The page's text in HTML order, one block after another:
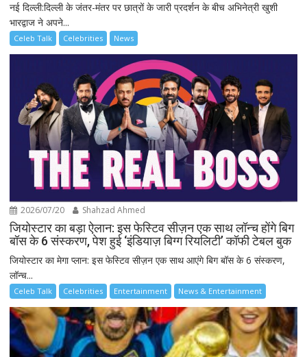
नई दिल्ली:दिल्ली के जंतर-मंतर पर छात्रों के जारी प्रदर्शन के बीच अभिनेत्री खुशी
भारद्वाज ने अपने...
Celeb Talk Celebrities News
2026/07/20 Shahzad Ahmed
जियोस्टार का बड़ा ऐलान: इस फेस्टिव सीज़न एक साथ लॉन्च होंगे बिग
बॉस के 6 संस्करण, पेश हुई ‘इंडियाज़ बिग्ग रियलिटी’ कॉफी टेबल बुक
जियोस्टार का मेगा प्लान: इस फेस्टिव सीज़न एक साथ आएंगे बिग बॉस के 6 संस्करण,
लॉन्च...
Celeb Talk Celebrities Entertainment News & Entertainment